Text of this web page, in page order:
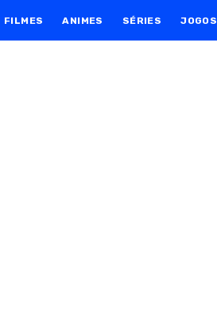
FILMES ANIMES SÉRIES JOGOS